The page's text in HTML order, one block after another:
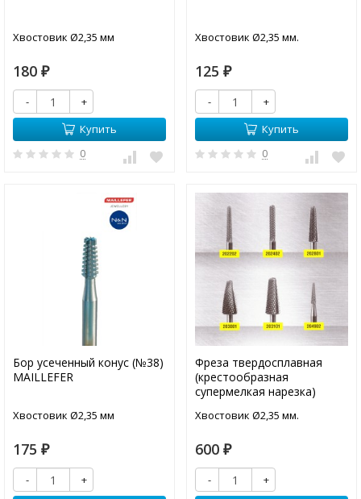
Хвостовик Ø2,35 мм
180 ₽
-
+
Купить
0
Хвостовик Ø2,35 мм.
125 ₽
-
+
Купить
0
Бор усеченный конус (№38)
MAILLEFER
Хвостовик Ø2,35 мм
175 ₽
-
+
Фреза твердосплавная
(крестообразная
супермелкая нарезка)
Хвостовик Ø2,35 мм.
600 ₽
-
+